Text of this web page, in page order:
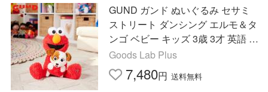
GUND ガンド ぬいぐるみ セサミ
ストリート ダンシング エルモ＆タ
ンゴ ベビー キッズ 3歳 3才 英語 話
す 歌う 動く おしゃべり おもちゃ
犬 いぬ 6055995
Goods Lab Plus
7,480円 送料無料